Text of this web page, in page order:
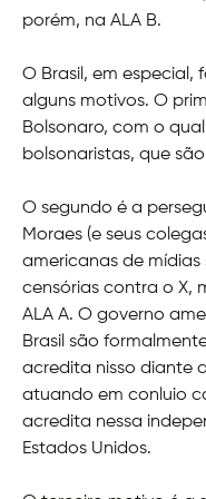
porém, na ALA B.
O Brasil, em especial,
alguns motivos. O
Bolsonaro, com o
bolsonaristas, que
O segundo é a
Moraes (e seus
americanas de mídias
censórias contra o X,
ALA A. O governo
Brasil são
acredita nisso diante
atuando em conluio
acredita nessa
Estados Unidos.